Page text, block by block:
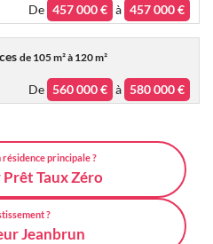
De 457 000 € à 457 000 €
de105 m² à 120 m²
De 560 000 € à 580 000 €
résidence principale ?
Taux Zéro
?
Jeanbrun